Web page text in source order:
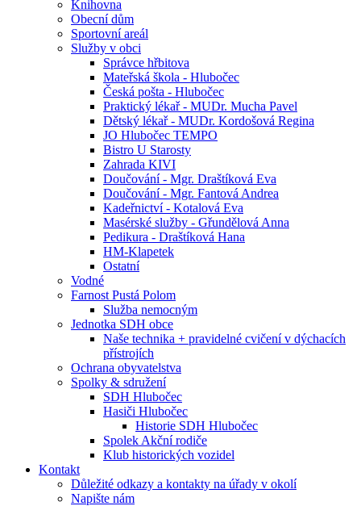
Knihovna
Obecní dům
Sportovní areál
Služby v obci
Správce hřbitova
Mateřská škola - Hlubočec
Česká pošta - Hlubočec
Praktický lékař - MUDr. Mucha Pavel
Dětský lékař - MUDr. Kordošová Regina
JO Hlubočec TEMPO
Bistro U Starosty
Zahrada KIVI
Doučování - Mgr. Draštíková Eva
Doučování - Mgr. Fantová Andrea
Kadeřnictví - Kotalová Eva
Masérské služby - Gřundělová Anna
Pedikura - Draštíková Hana
HM-Klapetek
Ostatní
Vodné
Farnost Pustá Polom
Služba nemocným
Jednotka SDH obce
Naše technika + pravidelné cvičení v dýchacích
přístrojích
Ochrana obyvatelstva
Spolky & sdružení
SDH Hlubočec
Hasiči Hlubočec
Historie SDH Hlubočec
Spolek Akční rodiče
Klub historických vozidel
Kontakt
Důležité odkazy a kontakty na úřady v okolí
Napište nám